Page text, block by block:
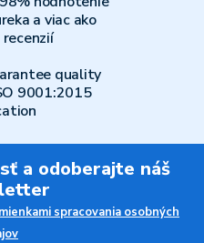
a viac ako
quality
9001:2015
a odoberajte náš
spracovania osobných